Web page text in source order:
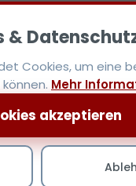
Cookies, um eine
Mehr
akzeptieren